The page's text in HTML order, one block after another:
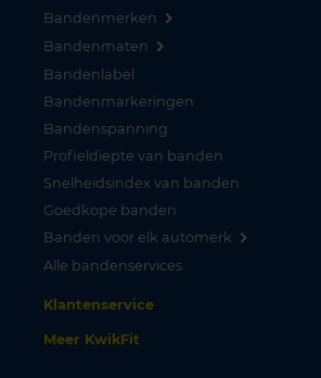
Bandenmerken
Bandenmaten
Bandenlabel
Bandenmarkeringen
Bandenspanning
Profieldiepte van banden
Snelheidsindex van banden
Goedkope banden
Banden voor elk automerk
Alle bandenservices
Klantenservice
Meer KwikFit